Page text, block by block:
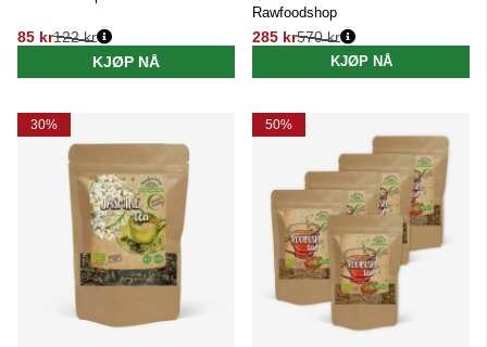
85 kr
Vanlig pris:
122 kr
KJØP NÅ
Rawfoodshop
285 kr
Vanlig pris:
570 kr
KJØP NÅ
30% 50%